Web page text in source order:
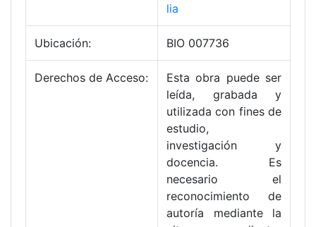
lia
Ubicación: BIO 007736
Derechos de Acceso:
Esta obra puede ser
leída, grabada y
utilizada con fines de
estudio,
investigación y
docencia. Es
necesario el
reconocimiento de
autoría mediante la